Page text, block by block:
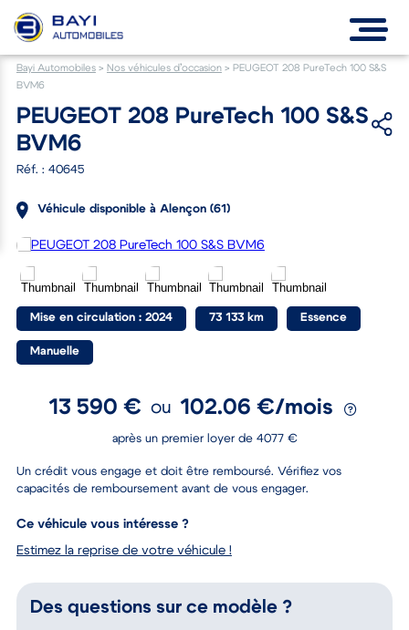
Bayi Automobiles> Nos véhicules d’occasion> PEUGEOT 208 PureTech 100 S&S
BVM6
PEUGEOT 208 PureTech 100 S&S
BVM6
Réf. : 40645
Véhicule disponible à Alençon (61)
Mise en circulation : 2024 73 133 km Essence
Manuelle
13 590 € ou 102.06 €/mois
Un crédit vous engage et doit être remboursé. Vérifiez vos
Des questions sur ce modèle ?